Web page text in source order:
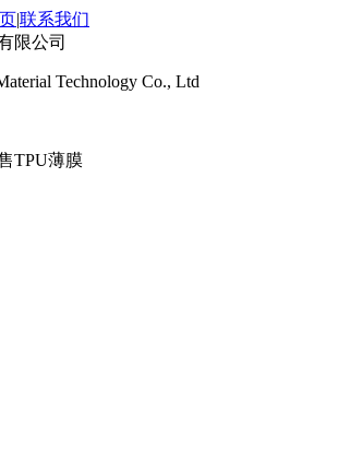
|联系我们
限公司
Technology Co., Ltd
TPU薄膜